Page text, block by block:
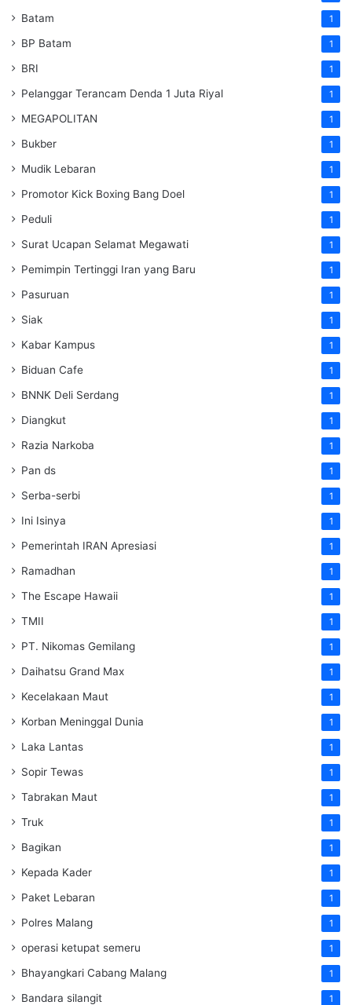
Batam 1
BP Batam 1
BRI 1
Pelanggar Terancam Denda 1 Juta Riyal 1
MEGAPOLITAN 1
Bukber 1
Mudik Lebaran 1
Promotor Kick Boxing Bang Doel 1
Peduli 1
Surat Ucapan Selamat Megawati 1
Pemimpin Tertinggi Iran yang Baru 1
Pasuruan 1
Siak 1
Kabar Kampus 1
Biduan Cafe 1
BNNK Deli Serdang 1
Diangkut 1
Razia Narkoba 1
Pan ds 1
Serba-serbi 1
Ini Isinya 1
Pemerintah IRAN Apresiasi 1
Ramadhan 1
The Escape Hawaii 1
TMII 1
PT. Nikomas Gemilang 1
Daihatsu Grand Max 1
Kecelakaan Maut 1
Korban Meninggal Dunia 1
Laka Lantas 1
Sopir Tewas 1
Tabrakan Maut 1
Truk 1
Bagikan 1
Kepada Kader 1
Paket Lebaran 1
Polres Malang 1
operasi ketupat semeru 1
Bhayangkari Cabang Malang 1
Bandara silangit 1